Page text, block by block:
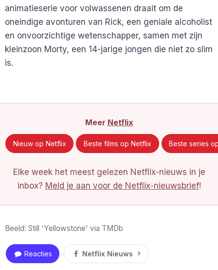
animatieserie voor volwassenen draait om de
oneindige avonturen van Rick, een geniale alcoholist
en onvoorzichtige wetenschapper, samen met zijn
kleinzoon Morty, een 14-jarige jongen die niet zo slim
is.
Meer Netflix
Nieuw op Netflix Beste films op Netflix Beste series
Elke week het meest gelezen Netflix-nieuws in je
inbox? Meld je aan voor de Netflix-nieuwsbrief!
Beeld: Still 'Yellowstone' via TMDb
Reacties Netflix Nieuws